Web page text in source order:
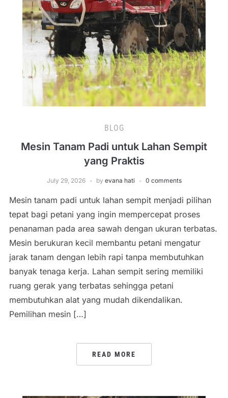
BLOG
Mesin Tanam Padi untuk Lahan Sempit
yang Praktis
July 29, 2026 by evana hati 0 comments
Mesin tanam padi untuk lahan sempit menjadi pilihan
tepat bagi petani yang ingin mempercepat proses
penanaman pada area sawah dengan ukuran terbatas.
Mesin berukuran kecil membantu petani mengatur
jarak tanam dengan lebih rapi tanpa membutuhkan
banyak tenaga kerja. Lahan sempit sering memiliki
ruang gerak yang terbatas sehingga petani
membutuhkan alat yang mudah dikendalikan.
Pemilihan mesin […]
READ MORE